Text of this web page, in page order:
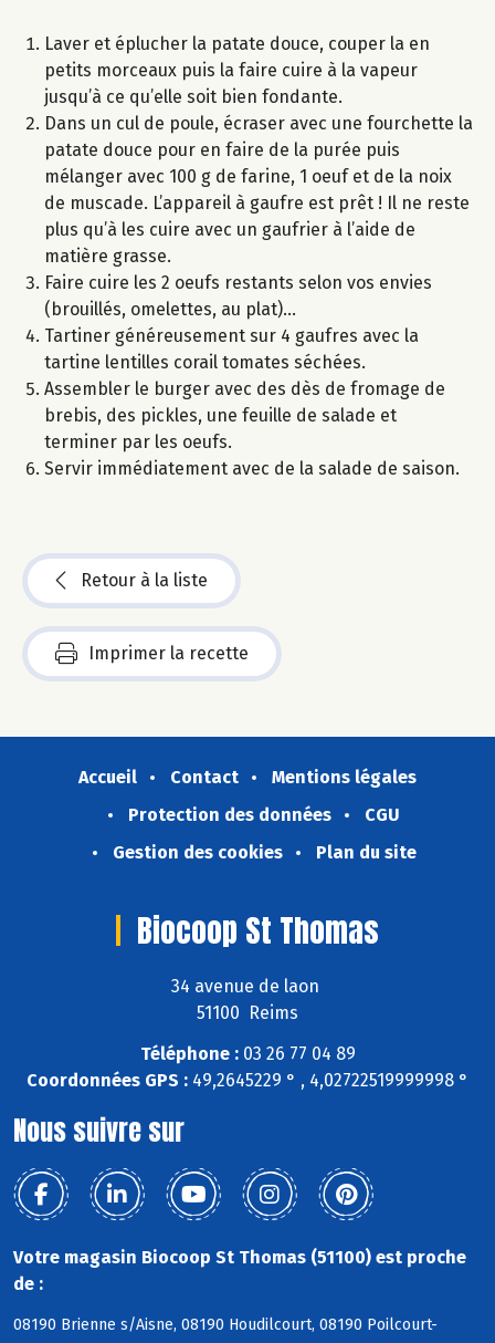
Laver et éplucher la patate douce, couper la en
petits morceaux puis la faire cuire à la vapeur
jusqu’à ce qu’elle soit bien fondante.
Dans un cul de poule, écraser avec une fourchette la
patate douce pour en faire de la purée puis
mélanger avec 100 g de farine, 1 oeuf et de la noix
de muscade. L’appareil à gaufre est prêt ! Il ne reste
plus qu’à les cuire avec un gaufrier à l’aide de
matière grasse.
Faire cuire les 2 oeufs restants selon vos envies
(brouillés, omelettes, au plat)…
Tartiner généreusement sur 4 gaufres avec la
tartine lentilles corail tomates séchées.
Assembler le burger avec des dès de fromage de
brebis, des pickles, une feuille de salade et
terminer par les oeufs.
Servir immédiatement avec de la salade de saison.
Retour à la liste
Imprimer la recette
Accueil Contact
Mentions légales
Protection des données
CGU
Gestion des cookies
Plan du site
Biocoop St Thomas
34 avenue de laon
51100 Reims
Téléphone :03 26 77 04 89
Coordonnées GPS : 49,2645229 ° , 4,02722519999998 °
Nous suivre sur
Votre magasin Biocoop St Thomas (51100) est proche
de :
08190 Brienne s/Aisne, 08190 Houdilcourt, 08190 Poilcourt-